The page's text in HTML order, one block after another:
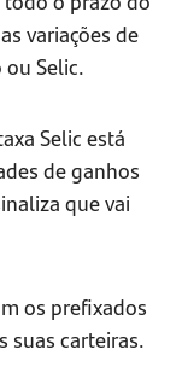
variações de
Selic.
Selic está
de ganhos
que vai
os prefixados
suas carteiras.